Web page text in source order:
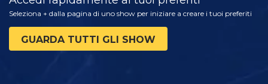
Seleziona + dalla pagina di uno show per iniziare a creare i tuoi preferiti
GUARDA TUTTI GLI SHOW